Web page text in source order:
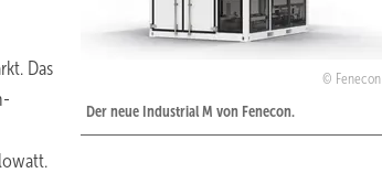
Fenecon
Der neue Industrial M von Fenecon.
Das